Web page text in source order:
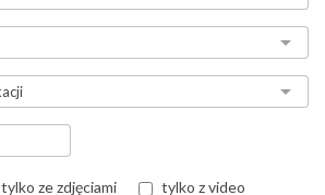
tylko ze zdjęciami tylko z video